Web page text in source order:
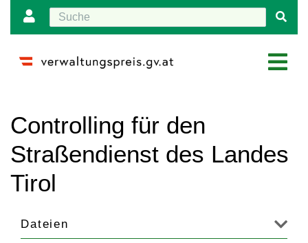
Controlling für den
Straßendienst des Landes
Tirol
"Controlling
den
Dateien